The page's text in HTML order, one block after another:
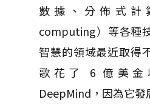
數據、分佈式計
computing）等各種
智慧的領域最近取得
歌花了 6 億美金
DeepMind，因為它發